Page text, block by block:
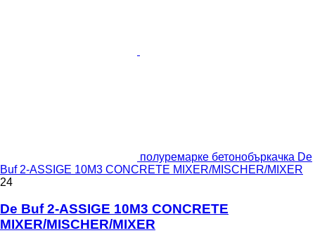
полуремарке бетонобъркачка De
Buf 2-ASSIGE 10M3 CONCRETE MIXER/MISCHER/MIXER
24
De Buf 2-ASSIGE 10M3 CONCRETE
MIXER/MISCHER/MIXER